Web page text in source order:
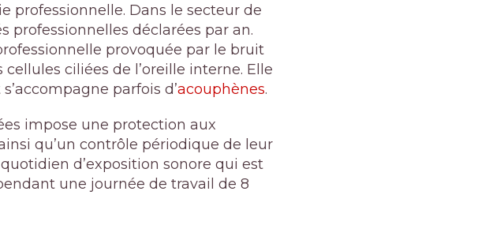
professionnelle. Dans le secteur de
professionnelles déclarées par an.
provoquée par le bruit
ciliées de l’oreille interne. Elle
parfois d’acouphènes.
impose une protection aux
qu’un contrôle périodique de leur
d’exposition sonore qui est
une journée de travail de 8